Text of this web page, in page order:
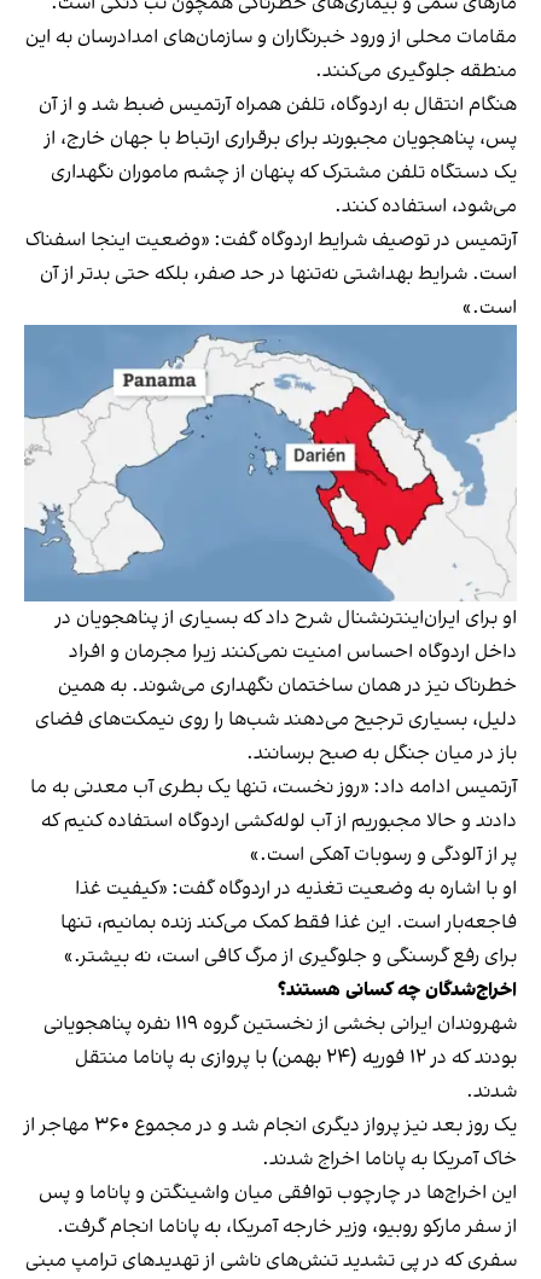
مقامات محلی از ورود خبرنگاران و سازمان‌های امدادرسان به این
منطقه جلوگیری می‌کنند.
هنگام انتقال به اردوگاه، تلفن همراه آرتمیس ضبط شد و از آن
پس، پناهجویان مجبورند برای برقراری ارتباط با جهان خارج، از
یک دستگاه تلفن مشترک که پنهان از چشم ماموران نگهداری
می‌شود، استفاده کنند.
آرتمیس در توصیف شرایط اردوگاه گفت: «وضعیت اینجا اسفناک
است. شرایط بهداشتی نه‌تنها در حد صفر، بلکه حتی بدتر از آن
است.»
او برای ایران‌اینترنشنال شرح داد که بسیاری از پناهجویان در
داخل اردوگاه احساس امنیت نمی‌کنند زیرا مجرمان و افراد
خطرناک نیز در همان ساختمان نگهداری می‌شوند. به همین
دلیل، بسیاری ترجیح می‌دهند شب‌ها را روی نیمکت‌های فضای
باز در میان جنگل به صبح برسانند.
آرتمیس ادامه داد: «روز نخست، تنها یک بطری آب معدنی به ما
دادند و حالا مجبوریم از آب لوله‌کشی اردوگاه استفاده کنیم که
پر از آلودگی و رسوبات آهکی است.»
او با اشاره به وضعیت تغذیه در اردوگاه گفت: «کیفیت غذا
فاجعه‌بار است. این غذا فقط کمک می‌کند زنده بمانیم، تنها
برای رفع گرسنگی و جلوگیری از مرگ کافی است، نه بیشتر.»
اخراج‌شدگان چه کسانی هستند؟
شهروندان ایرانی بخشی از نخستین گروه ۱۱۹ نفره پناهجویانی
بودند که در ۱۲ فوریه (۲۴ بهمن) با پروازی به پاناما منتقل
شدند.
یک روز بعد نیز پرواز دیگری انجام شد و در مجموع ۳۶۰ مهاجر از
خاک آمریکا به پاناما اخراج شدند.
این اخراج‌ها در چارچوب توافقی میان واشینگتن و پاناما و پس
از سفر مارکو روبیو، وزیر خارجه آمریکا، به پاناما انجام گرفت.
سفری که در پی تشدید تنش‌های ناشی از تهدیدهای ترامپ مبنی